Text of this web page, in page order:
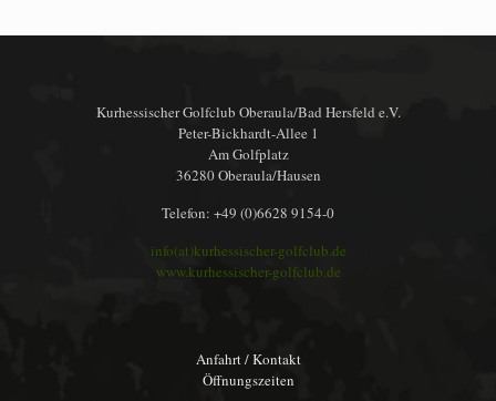
Kurhessischer Golfclub Oberaula/Bad Hersfeld e.V.
Peter-Bickhardt-Allee 1
Am Golfplatz
36280 Oberaula/Hausen
Telefon: +49 (0)6628 9154-0
info(at)kurhessischer-golfclub.de
www.kurhessischer-golfclub.de
Anfahrt / Kontakt
Öffnungszeiten